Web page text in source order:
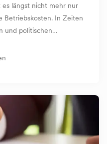
längst nicht mehr nur
Betriebskosten. In Zeiten
und politischen
Folgen – für Ihren